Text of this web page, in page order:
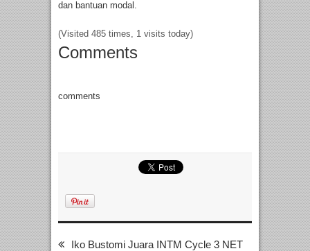
dan bantuan modal.
(Visited 485 times, 1 visits today)
Comments
comments
Iko Bustomi Juara INTM Cycle 3 NET